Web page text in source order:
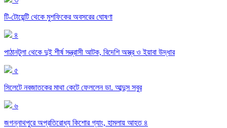
টি-টোয়েন্টি থেকে মুশফিকের অবসরের ঘোষণা
৪
পাঠানটুলা থেকে দুই শীর্ষ সন্ত্রাসী আটক, বিদেশি অস্ত্র ও ইয়াবা উদ্ধার
৫
সিলেটে নবজাতকের মাথা কেটে ফেললেন ডা. আব্দুস সবুর
৬
জগন্নাথপুরে অপ্রতিরোধ্য কিশোর গ্যাং, হামলায় আহত ৪